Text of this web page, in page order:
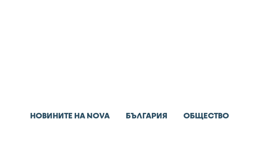
НОВИНИТЕ НА NOVA БЪЛГАРИЯ ОБЩЕСТВО